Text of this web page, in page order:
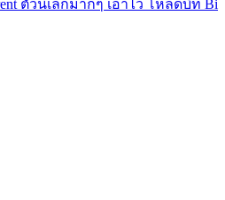
ตัวนี้เล็กมากๆ เอาไว้ โหลดบิท Bi